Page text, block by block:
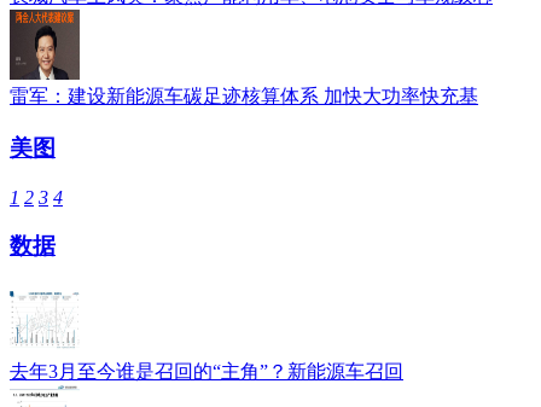
雷军：建设新能源车碳足迹核算体系 加快大功率快充基
美图
1 2 3 4
数据
去年3月至今谁是召回的“主角”？新能源车召回